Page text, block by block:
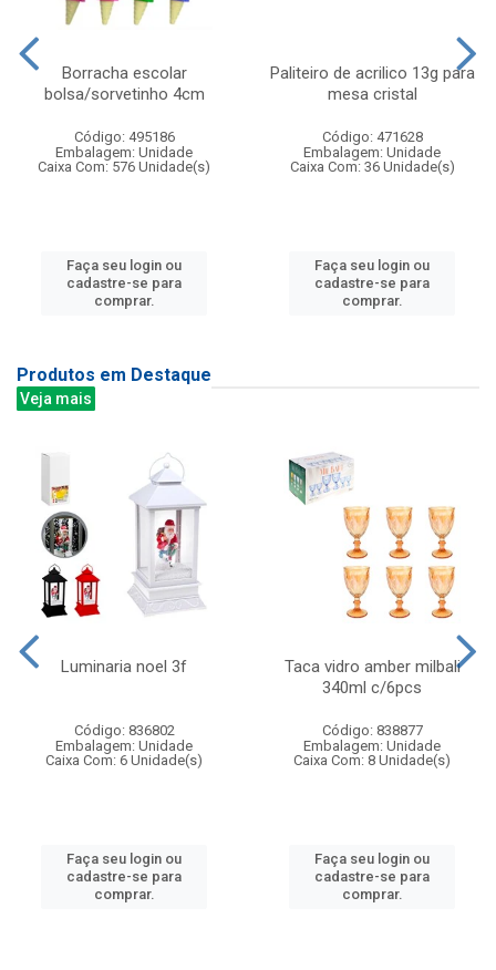
Borracha escolar
bolsa/sorvetinho 4cm
Código: 495186
Embalagem: Unidade
Caixa Com: 576 Unidade(s)
Faça seu login ou
cadastre-se para
comprar.
Paliteiro de acrilico 13g para
mesa cristal
Código: 471628
Embalagem: Unidade
Caixa Com: 36 Unidade(s)
Faça seu login ou
cadastre-se para
comprar.
Produtos em Destaque
Veja mais
Luminaria noel 3f
Código: 836802
Embalagem: Unidade
Caixa Com: 6 Unidade(s)
Faça seu login ou
cadastre-se para
comprar.
Taca vidro amber milbali
340ml c/6pcs
Código: 838877
Embalagem: Unidade
Caixa Com: 8 Unidade(s)
Faça seu login ou
cadastre-se para
comprar.